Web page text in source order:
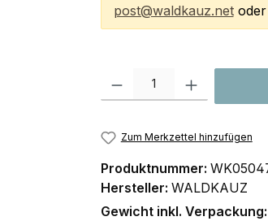
post@waldkauz.netoder
Produkt Anzahl: Gib den
Zum Merkzettel hinzufügen
Produktnummer:
Hersteller: WALDKAUZ
Gewicht inkl. Verpackung: